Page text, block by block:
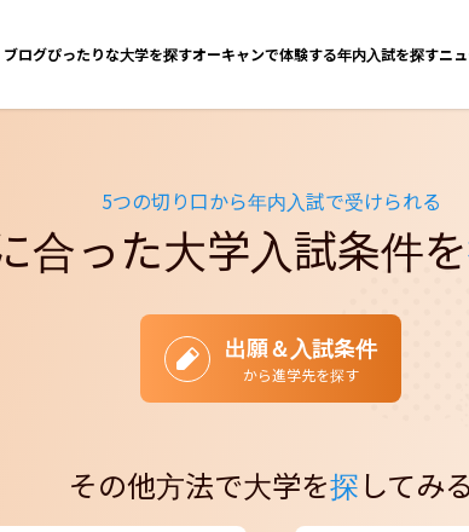
ブログぴったりな大学を探すオーキャンで体験する年内入試を探すニ
5つの切り口から年内入試で受けられる
合った大学入試条件を
出願＆入試条件
から進学先を探す
その他方法で大学を探してみる